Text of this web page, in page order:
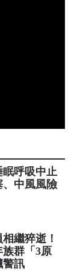
呼吸中止
中風風險
繼猝逝！
群「3原
警訊